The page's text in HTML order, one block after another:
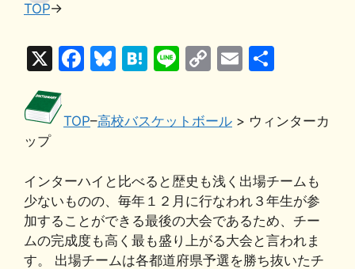
i
TOP→
X
F
c
e
o
o
k
Bl
e
s
y
H
e
n
Li
e
C
p
y
n
k
E
ai
l
TOP–高校バスケットボール > ウィンターカ
ップ
インターハイと比べると歴史も浅く出場チームも
少ないものの、毎年１２月に行なわれ３年生が参
加することができる最後の大会であるため、チー
ムの完成度も高く最も盛り上がる大会と言われま
す。 出場チームは各都道府県予選を勝ち抜いたチ